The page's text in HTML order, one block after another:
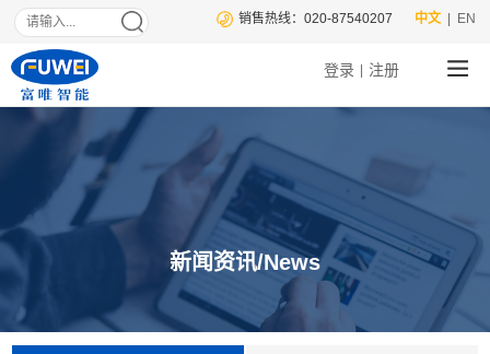
| EN
中文
销售热线：020-87540207
登录 注册
新闻资讯/News